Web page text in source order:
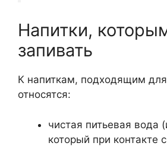
Напитки,
запивать
К напиткам, подходящим
относятся:
чистая питьевая вода
который при контакте